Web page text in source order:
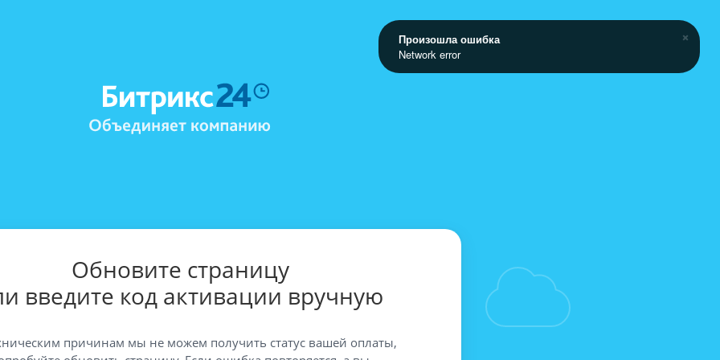
Обновите страницу
введите код активации вручную
причинам мы не можем получить статус вашей оплаты,
Произошла ошибка
Network error